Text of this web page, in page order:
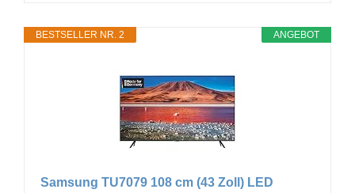
ANGEBOT
BESTSELLER NR. 2
Samsung TU7079 108 cm (43 Zoll) LED